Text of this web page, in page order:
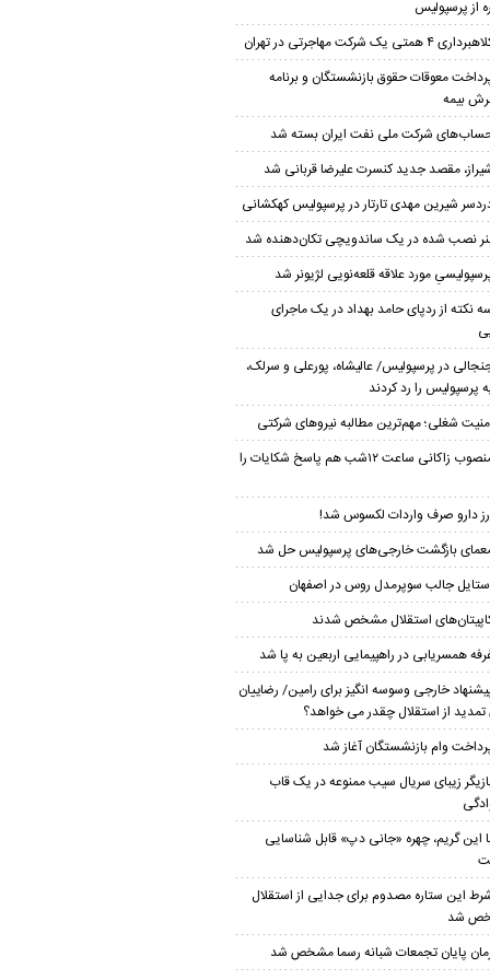
از پرسپولیس
۴ همتی یک شرکت مهاجرتی در تهران
معوقات حقوق بازنشستگان و برنامه
بیمه
شرکت ملی نفت ایران بسته شد
مقصد جدید کنسرت علیرضا قربانی شد
شیرین مهدی تارتار در پرسپولیس کهکشانی
نصب شده در یک ساندویچی تکان‌دهنده شد
مورد علاقه قلعه‌نویی لژیونر شد
نکته از ردپای حامد بهداد در یک ماجرای
در پرسپولیس/ عالیشاه، پورعلی و سرلک،
پرسپولیس را رد کردند
شغلی؛ مهم‌ترین مطالبه نیروهای شرکتی
منصوب زاکانی ساعت ۱۲شب هم پاسخ شکایات را
دارو صرف واردات لکسوس شد!
بازگشت خارجی‌های پرسپولیس حل شد
جالب سوپرمدل روس در اصفهان
استقلال مشخص شدند
همسریابی در راهپیمایی اربعین به پا شد
خارجی وسوسه انگیز برای رامین/ رضاییان
تمدید از استقلال چقدر می خواهد؟
وام بازنشستگان آغاز شد
زیبای سریال سیب ممنوعه در یک قاب
این گریم، چهره «جانی دپ» قابل شناسایی
این ستاره مصدوم برای جدایی از استقلال
شد
پایان تجمعات شبانه رسما مشخص شد